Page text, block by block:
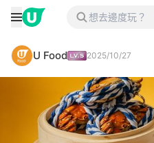
U Food 2025/10/27